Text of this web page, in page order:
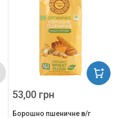
Борошно пшеничне в/г
53,00 грн